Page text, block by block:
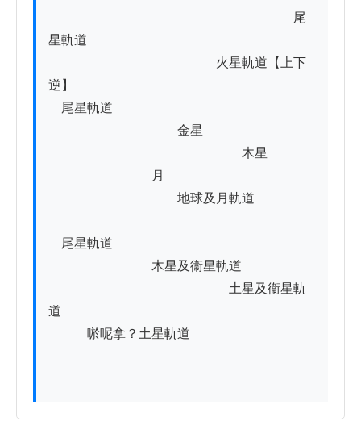
尾
星軌道
火星軌道【上下
逆】
尾星軌道
金星
木星
月
地球及月軌道
尾星軌道
木星及衞星軌道
土星及衞星軌
道
唹呢拿？土星軌道